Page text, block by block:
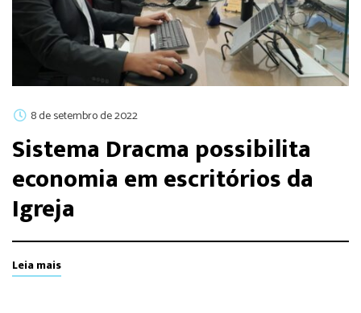
8 de setembro de 2022
Sistema Dracma possibilita
economia em escritórios da
Igreja
Leia mais